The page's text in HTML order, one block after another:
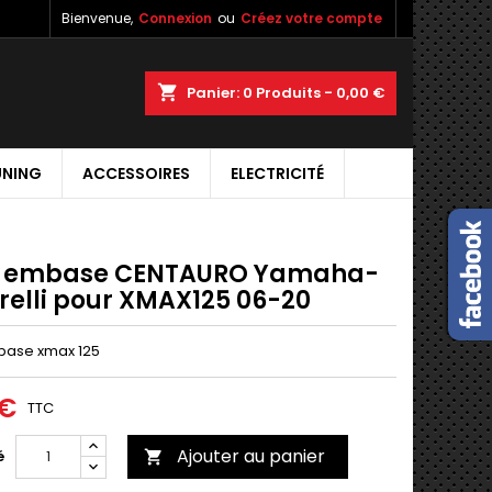
Bienvenue, Connexion ou Créez votre compte
shopping_cart Panier: 0 Produits - 0,00 €
ACCESSOIRES ELECTRICITÉ
CENTAURO Yamaha-
pour XMAX125 06-20
xmax 125
TTC
 Ajouter au panier